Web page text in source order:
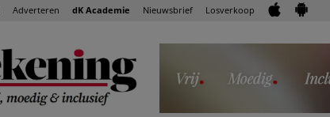
Adverteren dK Academie Nieuwsbrief Losverkoop